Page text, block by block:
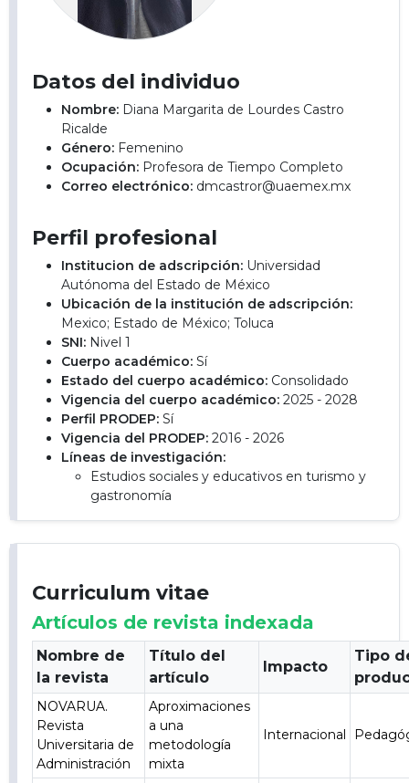
Datos del individuo
Nombre: Diana Margarita de Lourdes Castro
Ricalde
Género: Femenino
Ocupación: Profesora de Tiempo Completo
Correo electrónico: dmcastror@uaemex.mx
Perfil profesional
Institucion de adscripción: Universidad
Autónoma del Estado de México
Ubicación de la institución de adscripción:
Mexico; Estado de México; Toluca
SNI: Nivel 1
Cuerpo académico: Sí
Estado del cuerpo académico: Consolidado
Vigencia del cuerpo académico: 2025 - 2028
Perfil PRODEP: Sí
Vigencia del PRODEP: 2016 - 2026
Líneas de investigación:
Estudios sociales y educativos en turismo y
gastronomía
Curriculum vitae
Artículos de revista indexada
Nombre de
la revista
Título del
artículo
Impacto
Tipo
NOVARUA.
Revista
Universitaria de
Administración
Aproximaciones
a una
metodología
mixta
Internacional